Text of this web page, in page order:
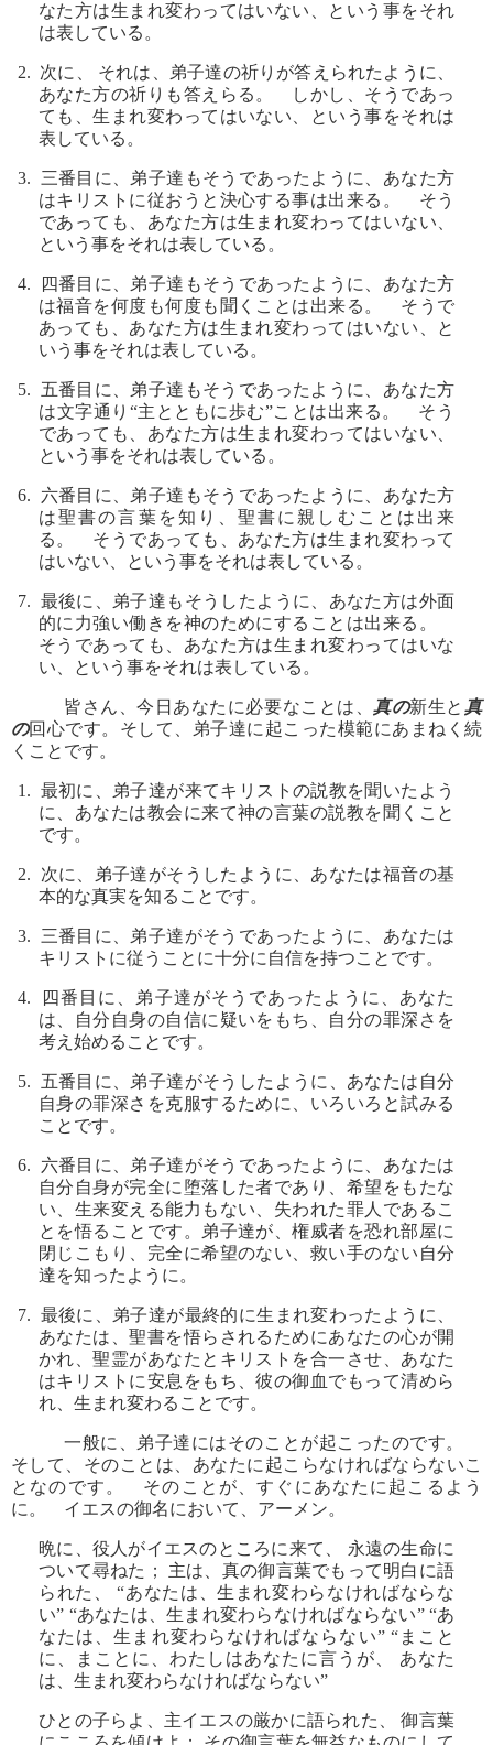
なた方は生まれ変わってはいない、という事をそれ
は表している。
2. 次に、 それは、弟子達の祈りが答えられたように、
あなた方の祈りも答えらる。 しかし、そうであっ
ても、生まれ変わってはいない、という事をそれは
表している。
3. 三番目に、弟子達もそうであったように、あなた方
はキリストに従おうと決心する事は出来る。 そう
であっても、あなた方は生まれ変わってはいない、
という事をそれは表している。
4. 四番目に、弟子達もそうであったように、あなた方
は福音を何度も何度も聞くことは出来る。 そうで
あっても、あなた方は生まれ変わってはいない、と
いう事をそれは表している。
5. 五番目に、弟子達もそうであったように、あなた方
は文字通り“主とともに歩む”ことは出来る。 そう
であっても、あなた方は生まれ変わってはいない、
という事をそれは表している。
6. 六番目に、弟子達もそうであったように、あなた方
は聖書の言葉を知り、聖書に親しむことは出来
る。 そうであっても、あなた方は生まれ変わって
はいない、という事をそれは表している。
7. 最後に、弟子達もそうしたように、あなた方は外面
的に力強い働きを神のためにすることは出来る。
そうであっても、あなた方は生まれ変わってはいな
い、という事をそれは表している。
皆さん、今日あなたに必要なことは、真の新生と真
の回心です。そして、弟子達に起こった模範にあまねく続
くことです。
1. 最初に、弟子達が来てキリストの説教を聞いたよう
に、あなたは教会に来て神の言葉の説教を聞くこと
です。
2. 次に、弟子達がそうしたように、あなたは福音の基
本的な真実を知ることです。
3. 三番目に、弟子達がそうであったように、あなたは
キリストに従うことに十分に自信を持つことです。
4. 四番目に、弟子達がそうであったように、あなた
は、自分自身の自信に疑いをもち、自分の罪深さを
考え始めることです。
5. 五番目に、弟子達がそうしたように、あなたは自分
自身の罪深さを克服するために、いろいろと試みる
ことです。
6. 六番目に、弟子達がそうであったように、あなたは
自分自身が完全に堕落した者であり、希望をもたな
い、生来変える能力もない、失われた罪人であるこ
とを悟ることです。弟子達が、権威者を恐れ部屋に
閉じこもり、完全に希望のない、救い手のない自分
達を知ったように。
7. 最後に、弟子達が最終的に生まれ変わったように、
あなたは、聖書を悟らされるためにあなたの心が開
かれ、聖霊があなたとキリストを合一させ、あなた
はキリストに安息をもち、彼の御血でもって清めら
れ、生まれ変わることです。
一般に、弟子達にはそのことが起こったのです。
そして、そのことは、あなたに起こらなければならないこ
となのです。 そのことが、すぐにあなたに起こるよう
に。 イエスの御名において、アーメン。
晩に、役人がイエスのところに来て、 永遠の生命に
ついて尋ねた； 主は、真の御言葉でもって明白に語
られた、 “あなたは、生まれ変わらなければならな
い” “あなたは、生まれ変わらなければならない” “あ
なたは、生まれ変わらなければならない” “まこと
に、まことに、わたしはあなたに言うが、 あなた
は、生まれ変わらなければならない”
ひとの子らよ、主イエスの厳かに語られた、 御言葉